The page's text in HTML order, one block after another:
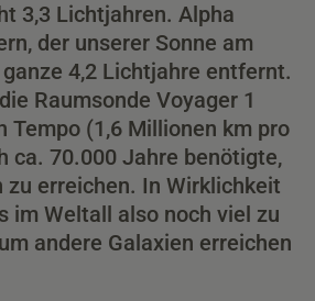
3,3 Lichtjahren. Alpha
der unserer Sonne am
4,2 Lichtjahre entfernt.
Raumsonde Voyager 1
Tempo (1,6 Millionen km pro
ca. 70.000 Jahre benötigte,
zu erreichen. In Wirklichkeit
im Weltall also noch viel zu
andere Galaxien erreichen